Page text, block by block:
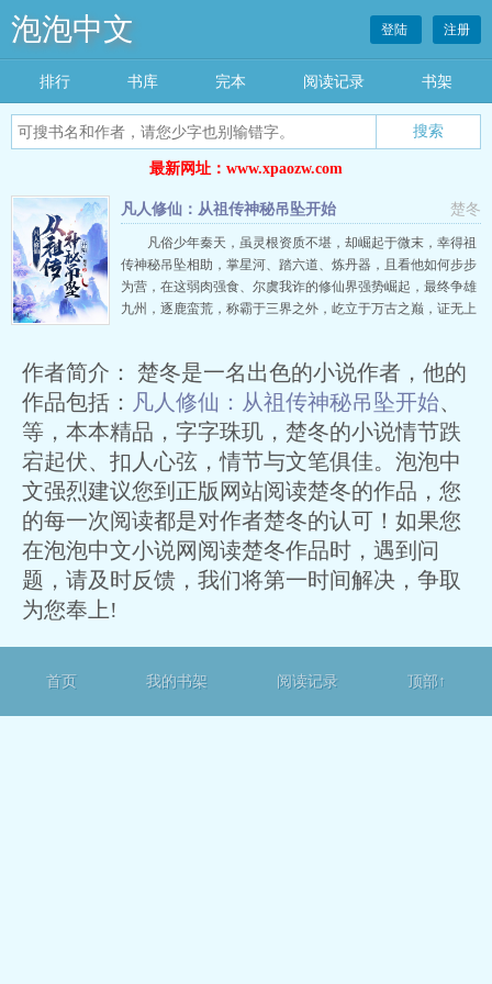
泡泡中文
搜索
登陆 注册
排行 书库 完本 阅读记录 书架
最新网址：www.xpaozw.com
楚冬
凡人修仙：从祖传神秘吊坠开始
凡俗少年秦天，虽灵根资质不堪，却崛起于微末，幸得祖
传神秘吊坠相助，掌星河、踏六道、炼丹器，且看他如何步步
为营，在这弱肉强食、尔虞我诈的修仙界强势崛起，最终争雄
九州，逐鹿蛮荒，称霸于三界之外，屹立于万古之巅，证无上
作者简介： 楚冬是一名出色的小说作者，他的
作品包括： 凡人修仙：从祖传神秘吊坠开始、
等，本本精品，字字珠玑，楚冬的小说情节跌
宕起伏、扣人心弦，情节与文笔俱佳。泡泡中
文强烈建议您到正版网站阅读楚冬的作品，您
的每一次阅读都是对作者楚冬的认可！如果您
在泡泡中文小说网阅读楚冬作品时，遇到问
题，请及时反馈，我们将第一时间解决，争取
为您奉上!
首页 我的书架 阅读记录 顶部↑